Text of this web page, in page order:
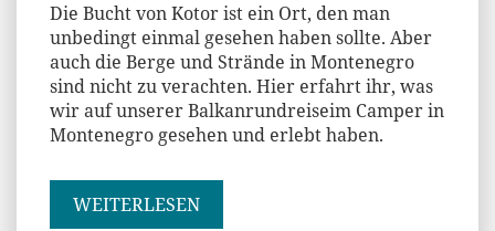
Die Bucht von Kotor ist ein Ort, den man
unbedingt einmal gesehen haben sollte. Aber
auch die Berge und Strände in Montenegro
sind nicht zu verachten. Hier erfahrt ihr, was
wir auf unserer Balkanrundreiseim Camper in
Montenegro gesehen und erlebt haben.
WEITERLESEN